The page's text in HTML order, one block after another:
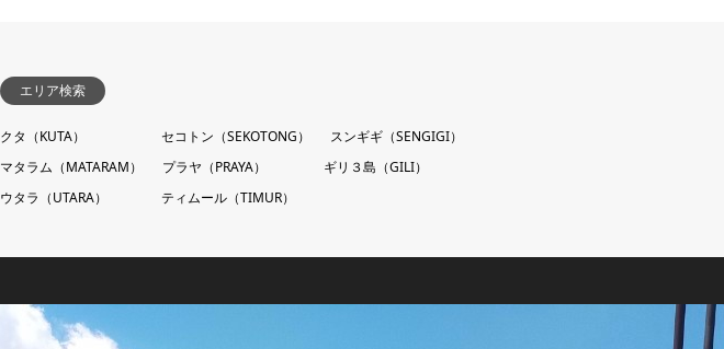
エリア検索
クタ（KUTA） セコトン（SEKOTONG）
スンギギ（SENGIGI）
マタラム（MATARAM）
プラヤ（PRAYA）
ギリ３島（GILI）
ウタラ（UTARA）
ティムール（TIMUR）